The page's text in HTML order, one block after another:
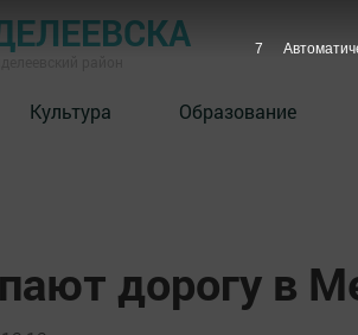
Культура Образование
дорогу в
6